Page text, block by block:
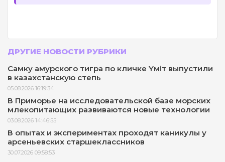
ДРУГИЕ НОВОСТИ РУБРИКИ
Самку амурского тигра по кличке Yмiт выпустили
в казахстанскую степь
05.08.2026 16:19:34
В Приморье на исследовательской базе морских
млекопитающих развиваются новые технологии
03.08.2026 14:46:55
В опытах и экспериментах проходят каникулы у
арсеньевских старшеклассников
30.07.2026 09:58:53